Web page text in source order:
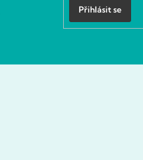
Přihlásit se